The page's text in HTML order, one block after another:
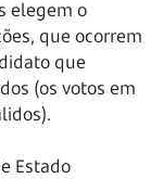
elegem o
que ocorrem
que
(os votos em
Estado